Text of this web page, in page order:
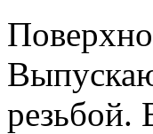
резьбой.